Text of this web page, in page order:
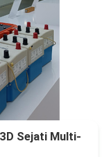
Sejati Multi-